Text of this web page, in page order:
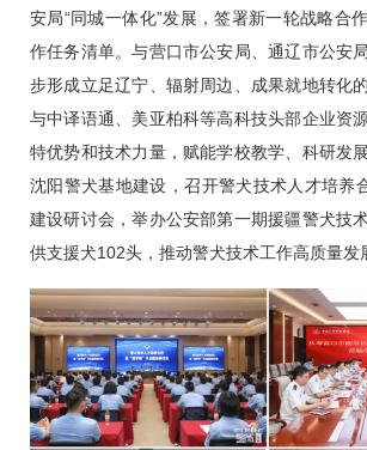
安局“同城一体化”发展，签署新一轮战略合
作任务清单。与营口市公安局、通辽市公安
步形成立足辽宁、辐射周边、成果就地转化
与中译语通、美亚柏科等高科技头部企业资
特优势和技术力量，赋能学校教学、科研发
沈阳警犬基地建设，召开警犬技术人才培养
建设研讨会，举办公安部第一期援疆警犬技
供支援犬102头，推动警犬技术工作高质量发